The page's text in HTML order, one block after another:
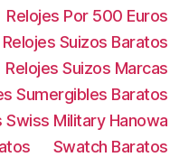
Relojes Por 500 Euros
Relojes Suizos Baratos
Relojes Suizos Marcas
Sumergibles Baratos
Swiss Military Hanowa
Swatch Baratos